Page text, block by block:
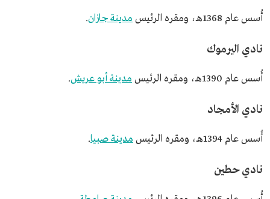
أُسس عام 1368هـ، ومقره الرئيس مدينة جازان.
نادي اليرموك
أُسس عام 1390هـ، ومقره الرئيس مدينة أبو عريش.
نادي الأمجاد
أُسس عام 1394هـ، ومقره الرئيس مدينة صبيا.
نادي حطين